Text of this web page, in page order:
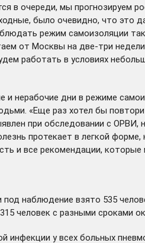
в очереди, мы прогнозируем
было очевидно, что это
режим самоизоляции
от Москвы на две-три
работать в условиях
нерабочие дни в режиме
«Еще раз хотел бы
при обследовании с ОРВИ,
протекает в легкой
и все рекомендации, которые
наблюдение взято 535
человек с разными сроками
инфекции у всех больных